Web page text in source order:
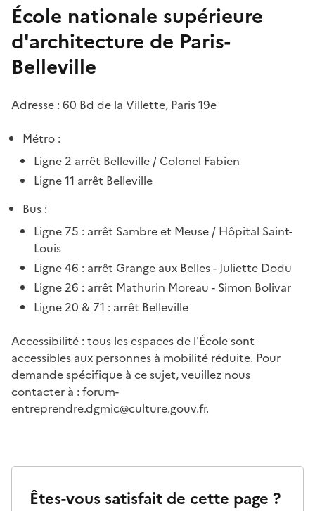
École nationale supérieure
d'architecture de Paris-
Belleville
Adresse : 60 Bd de la Villette, Paris 19e
Métro :
Ligne 2 arrêt Belleville / Colonel Fabien
Ligne 11 arrêt Belleville
Bus :
Ligne 75 : arrêt Sambre et Meuse / Hôpital Saint-
Louis
Ligne 46 : arrêt Grange aux Belles - Juliette Dodu
Ligne 26 : arrêt Mathurin Moreau - Simon Bolivar
Ligne 20 & 71 : arrêt Belleville
Accessibilité : tous les espaces de l'École sont
accessibles aux personnes à mobilité réduite. Pour
demande spécifique à ce sujet, veuillez nous
contacter à : forum-
entreprendre.dgmic@culture.gouv.fr.
Êtes-vous satisfait de cette page ?